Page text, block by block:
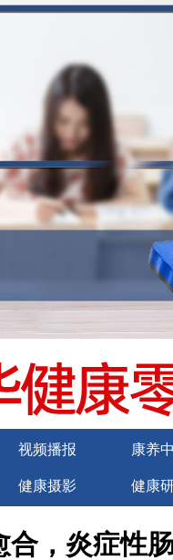
视频播报 康养
健康摄影 健康
合，炎症性